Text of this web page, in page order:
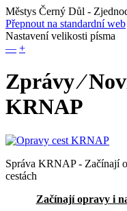
Městys Černý Důl -
Přepnout na standardní web
Nastavení velikosti písma
— +
Zprávy ⁄
KRNAP
Správa KRNAP - Začínají
cestách
Začínají opravy i